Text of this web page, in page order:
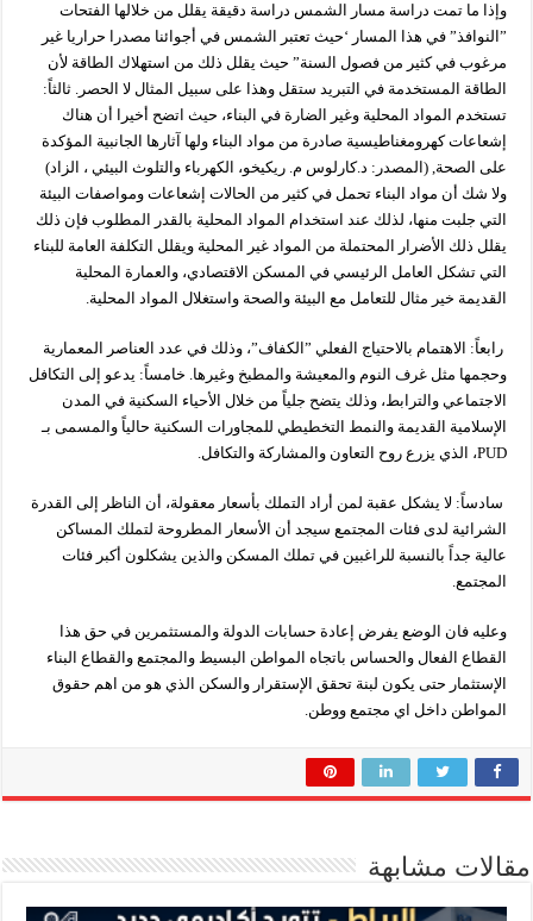
وإذا ما تمت دراسة مسار الشمس دراسة دقيقة يقلل من خلالها الفتحات
”النوافذ” في هذا المسار ‘حيث تعتبر الشمس في أجوائنا مصدرا حراريا غير
مرغوب في كثير من فصول السنة” حيث يقلل ذلك من استهلاك الطاقة لأن
الطاقة المستخدمة في التبريد ستقل وهذا على سبيل المثال لا الحصر. ثالثاً:
تستخدم المواد المحلية وغير الضارة في البناء، حيث اتضح أخيرا أن هناك
إشعاعات كهرومغناطيسية صادرة من مواد البناء ولها آثارها الجانبية المؤكدة
على الصحة, (المصدر: د.كارلوس م. ريكيخو، الكهرباء والتلوث البيئي ، الزاد)
ولا شك أن مواد البناء تحمل في كثير من الحالات إشعاعات ومواصفات البيئة
التي جلبت منها، لذلك عند استخدام المواد المحلية بالقدر المطلوب فإن ذلك
يقلل ذلك الأضرار المحتملة من المواد غير المحلية ويقلل التكلفة العامة للبناء
التي تشكل العامل الرئيسي في المسكن الاقتصادي، والعمارة المحلية
القديمة خير مثال للتعامل مع البيئة والصحة واستغلال المواد المحلية.
رابعاً: الاهتمام بالاحتياج الفعلي ”الكفاف”، وذلك في عدد العناصر المعمارية
وحجمها مثل غرف النوم والمعيشة والمطبخ وغيرها. خامساً: يدعو إلى التكافل
الاجتماعي والترابط، وذلك يتضح جلياً من خلال الأحياء السكنية في المدن
الإسلامية القديمة والنمط التخطيطي للمجاورات السكنية حالياً والمسمى بـ
PUD، الذي يزرع روح التعاون والمشاركة والتكافل.
سادساً: لا يشكل عقبة لمن أراد التملك بأسعار معقولة، أن الناظر إلى القدرة
الشرائية لدى فئات المجتمع سيجد أن الأسعار المطروحة لتملك المساكن
عالية جداً بالنسبة للراغبين في تملك المسكن والذين يشكلون أكبر فئات
المجتمع.
وعليه فان الوضع يفرض إعادة حسابات الدولة والمستثمرين في حق هذا
القطاع الفعال والحساس باتجاه المواطن البسيط والمجتمع والقطاع البناء
الإستثمار حتى يكون لبنة تحقق الإستقرار والسكن الذي هو من اهم حقوق
المواطن داخل اي مجتمع ووطن.
مقالات مشابهة